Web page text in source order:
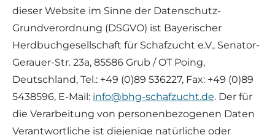
dieser Website im Sinne der Datenschutz-
Grundverordnung (DSGVO) ist Bayerischer
Herdbuchgesellschaft für Schafzucht e.V., Senator-
Gerauer-Str. 23a, 85586 Grub / OT Poing,
Deutschland, Tel.: +49 (0)89 536227, Fax: +49 (0)89
5438596, E-Mail: info@bhg-schafzucht.de. Der für
die Verarbeitung von personenbezogenen Daten
Verantwortliche ist diejenige natürliche oder
Weiße gehörnte Heidschnucke
Weiße hornlose Heidschnucke
Zackelschaf